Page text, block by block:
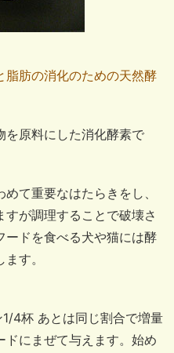
脂肪の消化のための天然酵
を原料にした消化酵素で
て重要なはたらきをし、
が調理することで破壊さ
ードを食べる犬や猫には酵
す。
4杯 あとは同じ割合で増量
ドにまぜて与えます。始め